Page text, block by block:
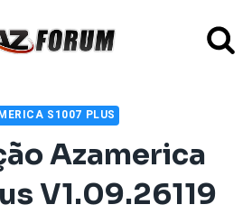
S1007 PLUS
Azamerica
V1.09.26119